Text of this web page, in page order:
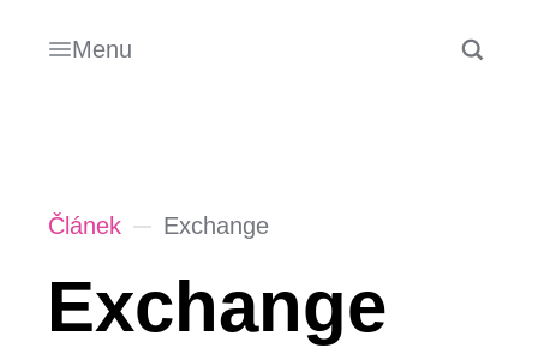
Menu
Článek Exchange
Exchange